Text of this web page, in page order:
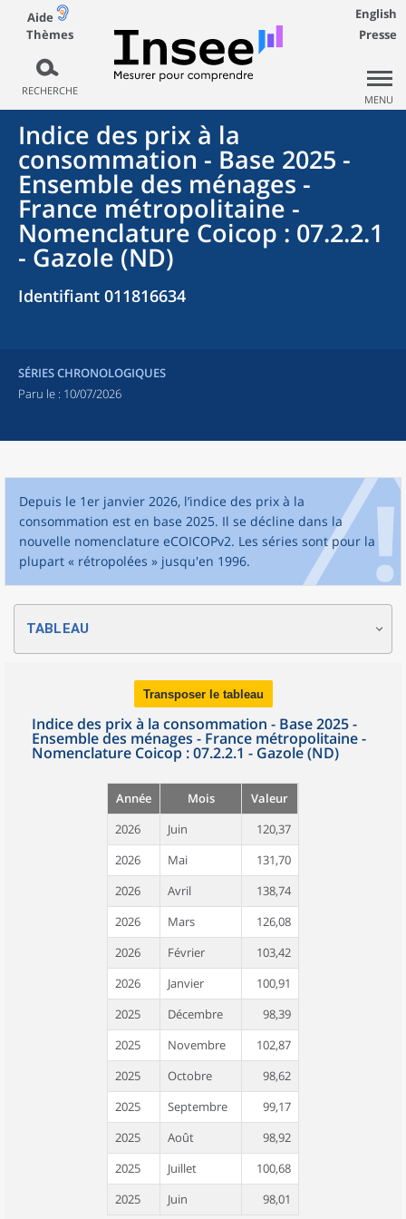
Aide
Thèmes
RECHERCHE
English
Presse
MENU
Indice des prix à la
consommation - Base 2025 -
Ensemble des ménages -
France métropolitaine -
Nomenclature Coicop : 07.2.2.1
- Gazole (ND)
Identifiant 011816634
SÉRIES CHRONOLOGIQUES
Paru le : 10/07/2026
Depuis le 1er janvier 2026, l’indice des prix à la
consommation est en base 2025. Il se décline dans la
nouvelle nomenclature eCOICOPv2. Les séries sont pour la
plupart « rétropolées » jusqu'en 1996.
TABLEAU
Transposer le tableau
Indice des prix à la consommation - Base 2025 -
Ensemble des ménages - France métropolitaine -
Nomenclature Coicop : 07.2.2.1 - Gazole (ND)
Année Mois
Valeur
2026
Juin
120,37
2026
Mai
131,70
2026
Avril
138,74
2026
Mars
126,08
2026
Février
103,42
2026
Janvier
100,91
2025
Décembre
98,39
2025
Novembre
102,87
2025
Octobre
98,62
2025
Septembre
99,17
2025
Août
98,92
2025
Juillet
100,68
2025
Juin
98,01